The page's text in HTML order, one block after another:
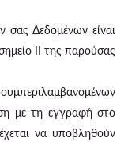
σας Δεδομένων είναι
II της παρούσας
με τη εγγραφή στο
να υποβληθούν